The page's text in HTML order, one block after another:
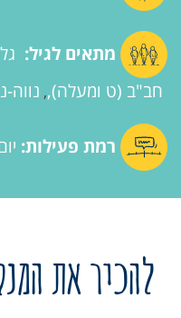
מתאים לגיל:
חב"ב (ט ומעלה) ,
רמת פעילות:
להכיר את